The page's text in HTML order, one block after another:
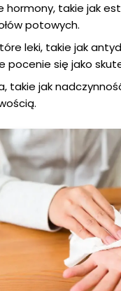
takie jak
potowych.
leki, takie jak
się jako
takie jak